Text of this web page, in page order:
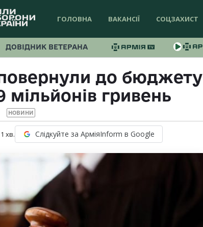
ГОЛОВНА ВАКАНСІЇ СОЦЗАХИСТ
ДОВІДНИК ВЕТЕРАНА
до бюджету
гривень
НОВИНИ
хв. Слідкуйте за АрміяInform в Google